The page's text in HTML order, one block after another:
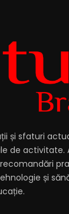
și sfaturi
de activitate.
și